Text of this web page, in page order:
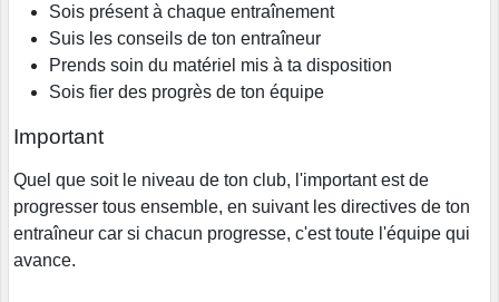
Sois présent à chaque entraînement
Suis les conseils de ton entraîneur
Prends soin du matériel mis à ta disposition
Sois fier des progrès de ton équipe
Important
Quel que soit le niveau de ton club, l'important est de
progresser tous ensemble, en suivant les directives de ton
entraîneur car si chacun progresse, c'est toute l'équipe qui
avance.